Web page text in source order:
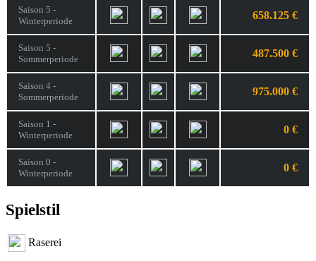
Saison 5 -
Winterperiode
658.125 €
Saison 5 -
Sommerperiode
487.500 €
Saison 4 -
Sommerperiode
975.000 €
Saison 1 -
Winterperiode
0 €
Saison 0 -
Winterperiode
0 €
Spielstil
Raserei